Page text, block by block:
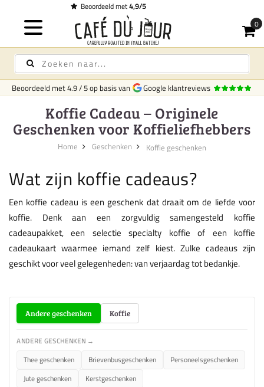
Beoordeeld met4.9/5op basis van Google klantreviews
Koffie Cadeau – Originele
Geschenken voor Koffieliefhebbers
Home Geschenken Koffie geschenken
Wat zijn koffie cadeaus?
Een koffie cadeau is een geschenk dat draait om de liefde voor
koffie. Denk aan een zorgvuldig samengesteld koffie
cadeaupakket, een selectie specialty koffie of een koffie
cadeaukaart waarmee iemand zelf kiest. Zulke cadeaus zijn
geschikt voor veel gelegenheden: van verjaardag tot bedankje.
Andere geschenken Koffie
ANDERE GESCHENKEN →
Thee geschenken Brievenbusgeschenken
Personeelsgeschenken
Jute geschenken
Kerstgeschenken